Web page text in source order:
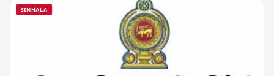
SINHALA